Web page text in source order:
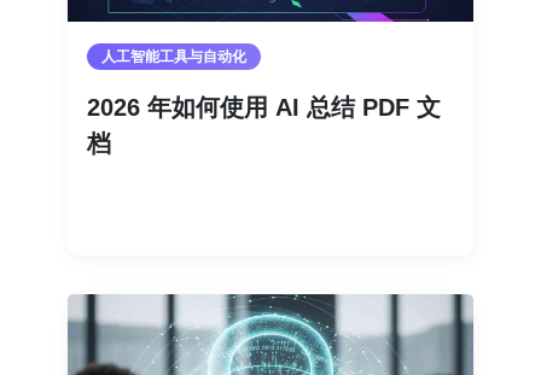
人工智能工具与自动化
2026 年如何使用 AI 总结 PDF 文
档